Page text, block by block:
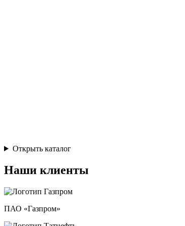
Открыть каталог
Наши клиенты
ПАО «Газпром»